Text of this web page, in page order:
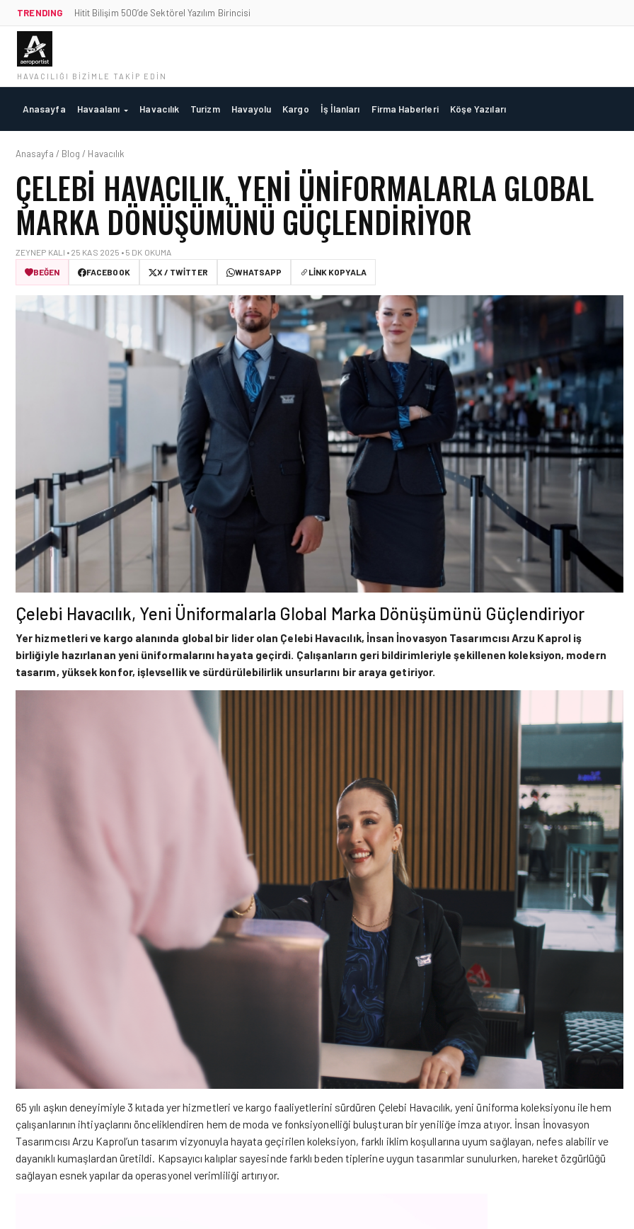
TRENDING Hitit Bilişim 500’de Sektörel Yazılım Birincisi
HAVACILIĞI BIZIMLE TAKIP EDIN
Anasayfa Havaalanı Havacılık Turizm Havayolu Kargo İş İlanları Firma Haberleri Köşe Yazıları
Anasayfa / Blog / Havacılık
ÇELEBI HAVACILIK, YENI ÜNIFORMALARLA GLOBAL
MARKA DÖNÜŞÜMÜNÜ GÜÇLENDIRIYOR
ZEYNEP KALI • 25 KAS 2025 • 5 DK OKUMA
BEĞEN
FACEBOOK X / TWITTER WHATSAPP LINK KOPYALA
Çelebi Havacılık, Yeni Üniformalarla Global Marka Dönüşümünü Güçlendiriyor
Yer hizmetleri ve kargo alanında global bir lider olan Çelebi Havacılık, İnsan İnovasyon Tasarımcısı Arzu Kaprol iş
birliğiyle hazırlanan yeni üniformalarını hayata geçirdi. Çalışanların geri bildirimleriyle şekillenen koleksiyon, modern
tasarım, yüksek konfor, işlevsellik ve sürdürülebilirlik unsurlarını bir araya getiriyor.
65 yılı aşkın deneyimiyle 3 kıtada yer hizmetleri ve kargo faaliyetlerini sürdüren Çelebi Havacılık, yeni üniforma koleksiyonu ile hem
çalışanlarının ihtiyaçlarını önceliklendiren hem de moda ve fonksiyonelliği buluşturan bir yeniliğe imza atıyor. İnsan İnovasyon
Tasarımcısı Arzu Kaprol’un tasarım vizyonuyla hayata geçirilen koleksiyon, farklı iklim koşullarına uyum sağlayan, nefes alabilir ve
dayanıklı kumaşlardan üretildi. Kapsayıcı kalıplar sayesinde farklı beden tiplerine uygun tasarımlar sunulurken, hareket özgürlüğü
sağlayan esnek yapılar da operasyonel verimliliği artırıyor.